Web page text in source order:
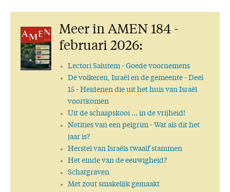
Meer in AMEN 184 -
februari 2026:
Lectori Salutem- Goede voornemens
De volkeren, Israël en de gemeente- Deel
15 - Heidenen die uit het huis van Israël
voortkomen
Uit de schaapskooi ... in de vrijheid!
Notities van een pelgrim- Wat als dit het
jaar is?
Herstel van Israëls twaalf stammen
Het einde van de eeuwigheid?
Schatgraven
Met zout smakelijk gemaakt